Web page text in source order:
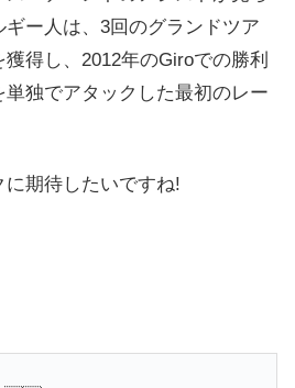
ギー人は、3回のグランドツア
得し、2012年のGiroでの勝利
独でアタックした最初のレー
期待したいですね!